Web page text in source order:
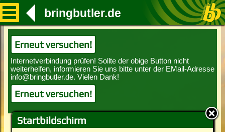
Startbildschirm
bringbutler.de
Erneut versuchen!
Erneut versuchen!